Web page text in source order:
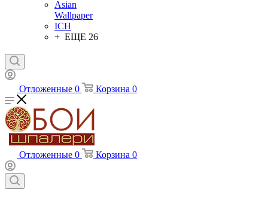
Asian
Wallpaper
ICH
+ ЕЩЕ 26
Отложенные 0 Корзина 0
Отложенные 0 Корзина 0